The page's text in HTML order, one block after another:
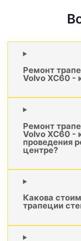
Ремонт
Volvo XC60 -
Ремонт
Volvo XC60 -
проведения
центре?
Какова
трапеции